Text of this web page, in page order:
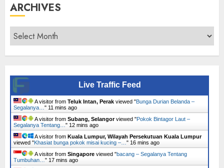
ARCHIVES
Archives
Live Traffic Feed
A visitor from Teluk Intan, Perak viewed "Bunga Durian Belanda –
Segalanya… " 11 mins ago
A visitor from Subang, Selangorviewed "Pokok Bintagor Laut –
Segalanya Tentang… " 12 mins ago
A visitor from Kuala Lumpur, Wilayah Persekutuan Kuala Lumpur
viewed "Khasiat bunga pokok misai kucing –… " 16 mins ago
A visitor from Singapore viewed "bacang – Segalanya Tentang
Tumbuhan… " 17 mins ago